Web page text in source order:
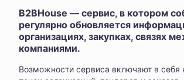
B2BHouse — сервис, в котором
регулярно обновляется
организациях, закупках, связях
компаниями.
Возможности сервиса включают в себя